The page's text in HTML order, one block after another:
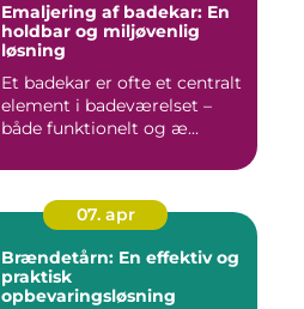
Emaljering af badekar: En
holdbar og miljøvenlig
løsning
Et badekar er ofte et centralt
element i badeværelset –
både funktionelt og æ...
07. apr
Brændetårn: En effektiv og
praktisk
opbevaringsløsning